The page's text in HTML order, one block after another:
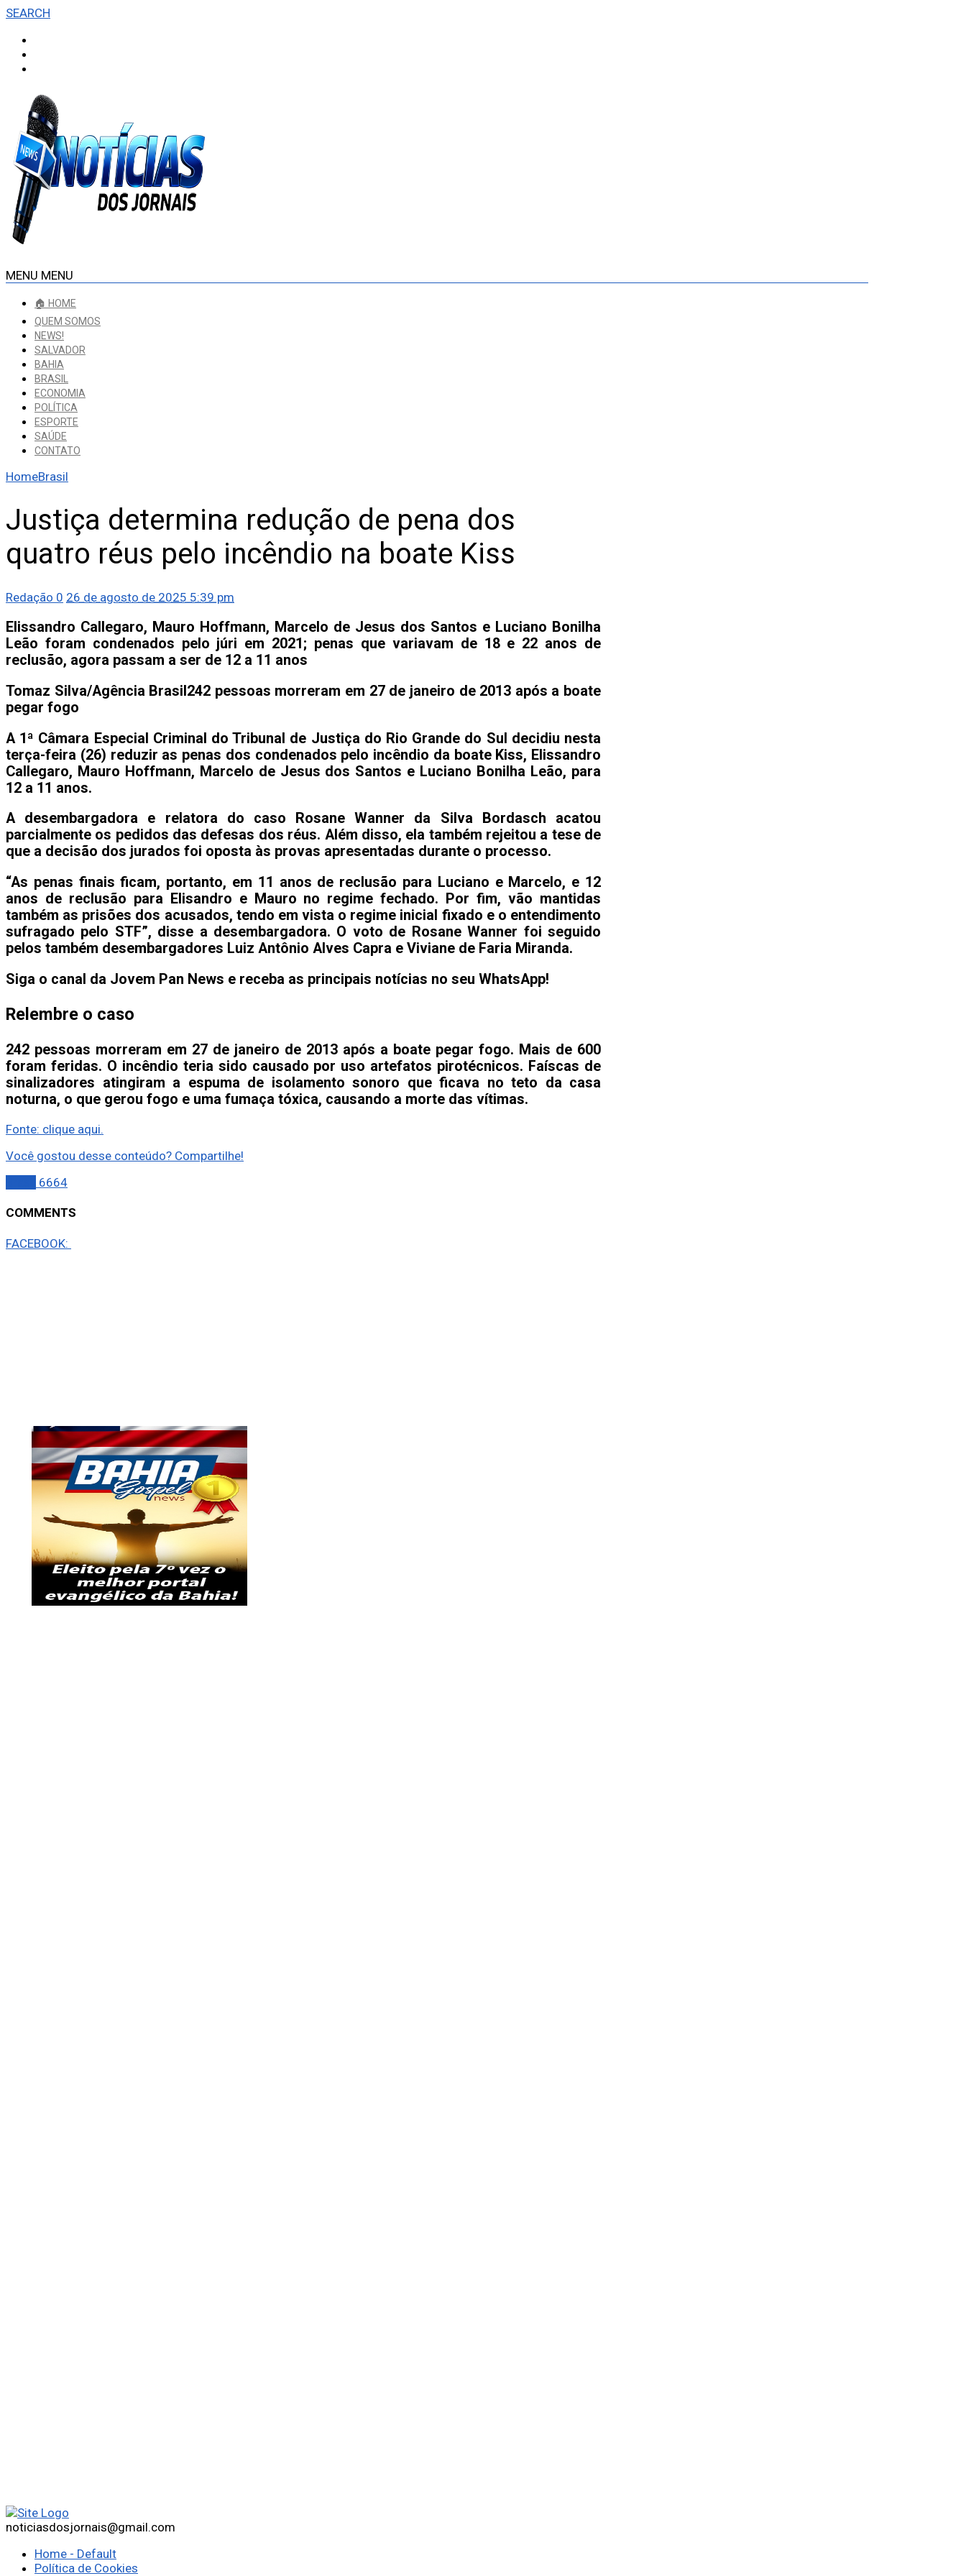
SEARCH
MENU MENU
🏠 HOME
QUEM SOMOS
NEWS!
SALVADOR
BAHIA
BRASIL
ECONOMIA
POLÍTICA
ESPORTE
SAÚDE
CONTATO
HomeBrasil
Justiça determina redução de pena dos
quatro réus pelo incêndio na boate Kiss
Redação 0 26 de agosto de 2025 5:39 pm
Elissandro Callegaro, Mauro Hoffmann, Marcelo de Jesus dos Santos e Luciano Bonilha
Leão foram condenados pelo júri em 2021; penas que variavam de 18 e 22 anos de
reclusão, agora passam a ser de 12 a 11 anos
Tomaz Silva/Agência Brasil 242 pessoas morreram em 27 de janeiro de 2013 após a boate
pegar fogo
A 1ª Câmara Especial Criminal do Tribunal de Justiça do Rio Grande do Sul decidiu nesta
terça-feira (26) reduzir as penas dos condenados pelo incêndio da boate Kiss, Elissandro
Callegaro, Mauro Hoffmann, Marcelo de Jesus dos Santos e Luciano Bonilha Leão, para
12 a 11 anos.
A desembargadora e relatora do caso Rosane Wanner da Silva Bordasch acatou
parcialmente os pedidos das defesas dos réus. Além disso, ela também rejeitou a tese de
que a decisão dos jurados foi oposta às provas apresentadas durante o processo.
“As penas finais ficam, portanto, em 11 anos de reclusão para Luciano e Marcelo, e 12
anos de reclusão para Elisandro e Mauro no regime fechado. Por fim, vão mantidas
também as prisões dos acusados, tendo em vista o regime inicial fixado e o entendimento
sufragado pelo STF”, disse a desembargadora. O voto de Rosane Wanner foi seguido
pelos também desembargadores Luiz Antônio Alves Capra e Viviane de Faria Miranda.
Siga o canal da Jovem Pan News e receba as principais notícias no seu WhatsApp!
Relembre o caso
242 pessoas morreram em 27 de janeiro de 2013 após a boate pegar fogo. Mais de 600
foram feridas. O incêndio teria sido causado por uso artefatos pirotécnicos. Faíscas de
sinalizadores atingiram a espuma de isolamento sonoro que ficava no teto da casa
noturna, o que gerou fogo e uma fumaça tóxica, causando a morte das vítimas.
Fonte: clique aqui.
Você gostou desse conteúdo? Compartilhe!
6664
COMMENTS
FACEBOOK:
noticiasdosjornais@gmail.com
Home - Default
Política de Cookies